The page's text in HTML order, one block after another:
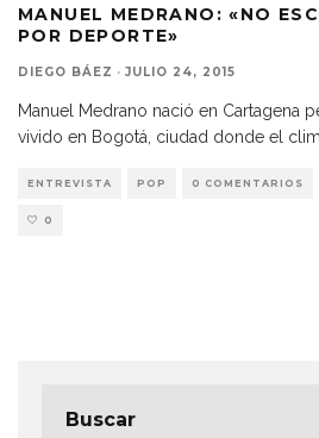
MANUEL MEDRANO: «NO
POR DEPORTE»
DIEGO BÁEZ · JULIO 24, 2015
Manuel Medrano nació en Cartagena
vivido en Bogotá, ciudad donde el
ENTREVISTA POP 0 COMENTARIOS
0